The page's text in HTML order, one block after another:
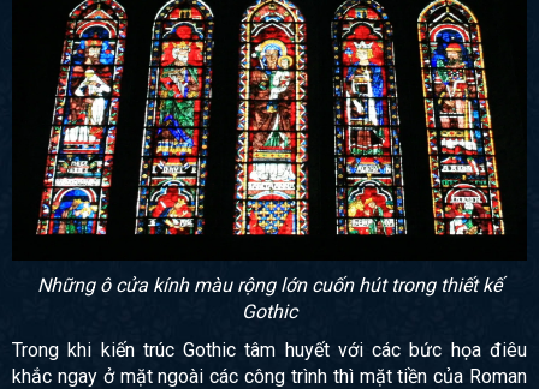
Những ô cửa kính màu rộng lớn cuốn hút trong thiết kế
Gothic
Trong khi kiến trúc Gothic tâm huyết với các bức họa điêu
khắc ngay ở mặt ngoài các công trình thì mặt tiền của Roman